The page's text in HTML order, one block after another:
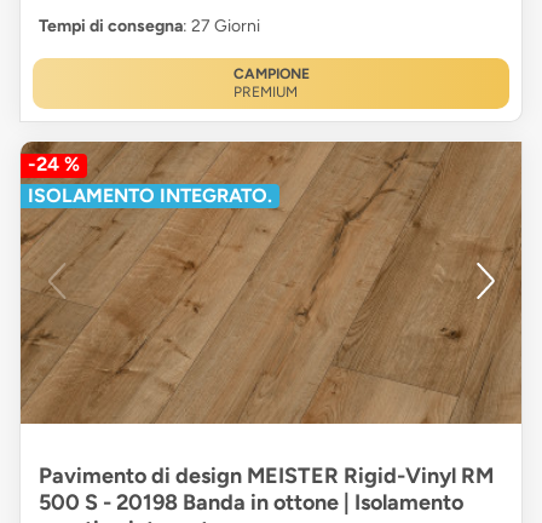
Tempi di consegna: 27 Giorni
CAMPIONE
PREMIUM
-24 %
ISOLAMENTO INTEGRATO.
Pavimento di design MEISTER Rigid-Vinyl RM
500 S - 20198 Banda in ottone | Isolamento